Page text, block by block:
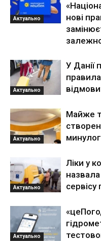
Актуально
нові
залежно
Актуально
У Данії
Актуально
Майже
Актуально
Ліки у
сервісу
Актуально